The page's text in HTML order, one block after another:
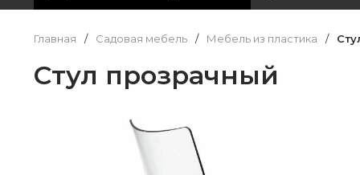
Главная / Садовая мебель / Мебель из пластика /
Стул прозрачный